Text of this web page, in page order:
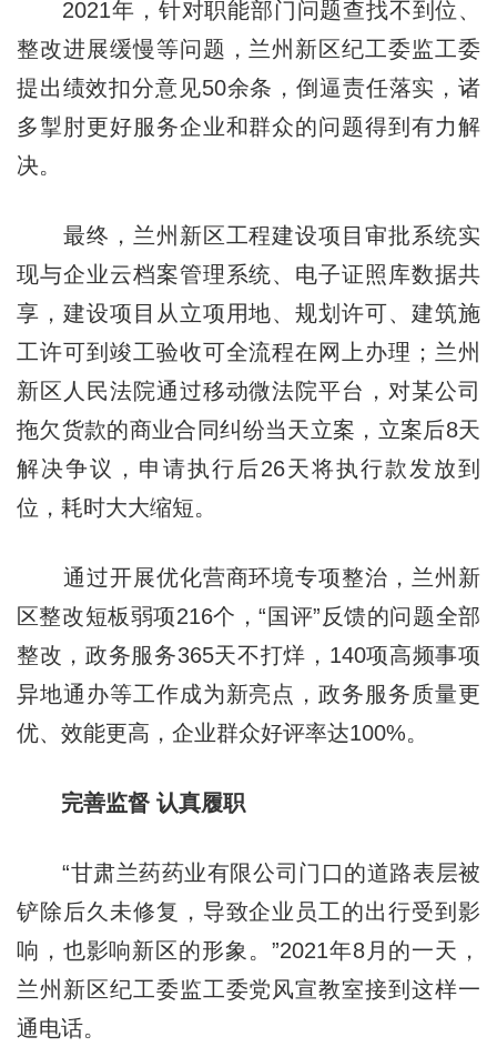
2021年，针对职能部门问题查找不到位、
整改进展缓慢等问题，兰州新区纪工委监工委
提出绩效扣分意见50余条，倒逼责任落实，诸
多掣肘更好服务企业和群众的问题得到有力解
决。
最终，兰州新区工程建设项目审批系统实
现与企业云档案管理系统、电子证照库数据共
享，建设项目从立项用地、规划许可、建筑施
工许可到竣工验收可全流程在网上办理；兰州
新区人民法院通过移动微法院平台，对某公司
拖欠货款的商业合同纠纷当天立案，立案后8天
解决争议，申请执行后26天将执行款发放到
位，耗时大大缩短。
通过开展优化营商环境专项整治，兰州新
区整改短板弱项216个，“国评”反馈的问题全部
整改，政务服务365天不打烊，140项高频事项
异地通办等工作成为新亮点，政务服务质量更
优、效能更高，企业群众好评率达100%。
完善监督 认真履职
“甘肃兰药药业有限公司门口的道路表层被
铲除后久未修复，导致企业员工的出行受到影
响，也影响新区的形象。”2021年8月的一天，
兰州新区纪工委监工委党风宣教室接到这样一
通电话。